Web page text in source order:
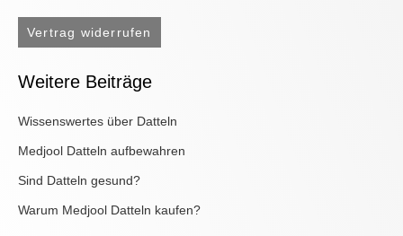
Vertrag widerrufen
Weitere Beiträge
Wissenswertes über Datteln
Medjool Datteln aufbewahren
Sind Datteln gesund?
Warum Medjool Datteln kaufen?